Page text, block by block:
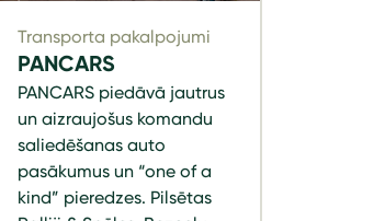
Transporta pakalpojumi
PANCARS
PANCARS piedāvā jautrus
un aizraujošus komandu
saliedēšanas auto
pasākumus un “one of a
kind” pieredzes. Pilsētas